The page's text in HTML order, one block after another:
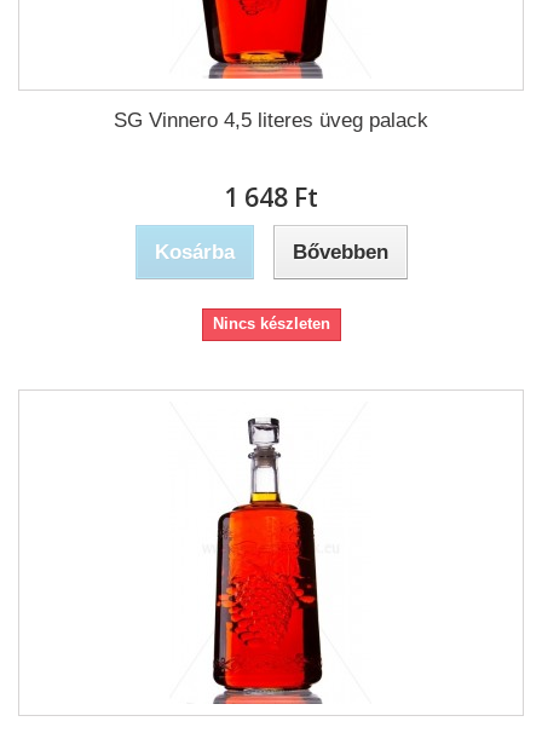
SG Vinnero 4,5 literes üveg palack
1 648 Ft‎
Kosárba Bővebben
Nincs készleten